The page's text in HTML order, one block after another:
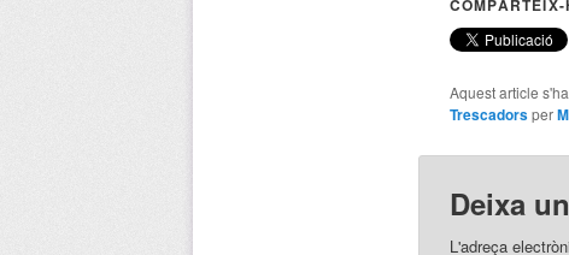
COMPARTEIX-
Aquest article
Trescadorsper
Deixa
L'adreça